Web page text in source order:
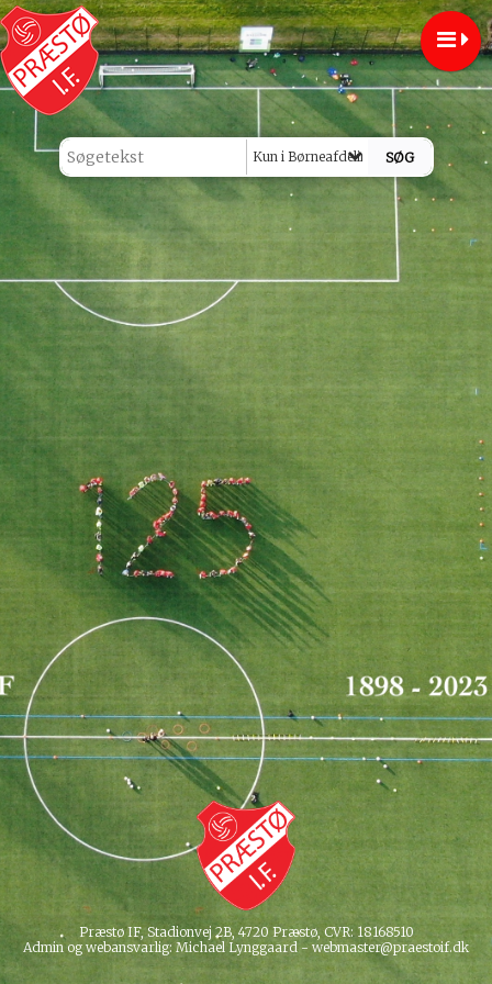
Kun i Børneafdeling U5 - U10
Præstø IF, Stadionvej 2B, 4720 Præstø, CVR: 18168510
Admin og webansvarlig: Michael Lynggaard - webmaster@praestoif.dk